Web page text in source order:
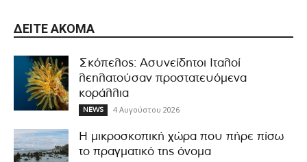
ΔΕΊΤΕ ΑΚΌΜΑ
Σκόπελος: Ασυνείδητοι Ιταλοί
λεηλατούσαν προστατευόμενα
κοράλλια
NEWS 4 Αυγούστου 2026
Η μικροσκοπική χώρα που πήρε πίσω
το πραγματικό της όνομα